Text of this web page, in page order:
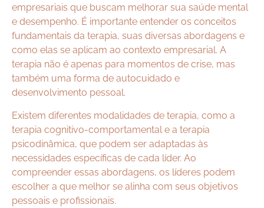
empresariais que buscam melhorar sua saúde mental
e desempenho. É importante entender os conceitos
fundamentais da terapia, suas diversas abordagens e
como elas se aplicam ao contexto empresarial. A
terapia não é apenas para momentos de crise, mas
também uma forma de autocuidado e
desenvolvimento pessoal.
Existem diferentes modalidades de terapia, como a
terapia cognitivo-comportamental e a terapia
psicodinâmica, que podem ser adaptadas às
necessidades específicas de cada líder. Ao
compreender essas abordagens, os líderes podem
escolher a que melhor se alinha com seus objetivos
pessoais e profissionais.